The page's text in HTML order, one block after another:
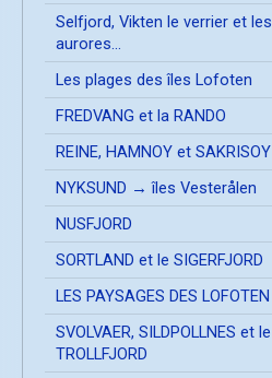
Selfjord, Vikten le verrier et les
aurores...
Les plages des îles Lofoten
FREDVANG et la RANDO
REINE, HAMNOY et SAKRISOY
NYKSUND → îles Vesterålen
NUSFJORD
SORTLAND et le SIGERFJORD
LES PAYSAGES DES LOFOTEN
SVOLVAER, SILDPOLLNES et le
TROLLFJORD